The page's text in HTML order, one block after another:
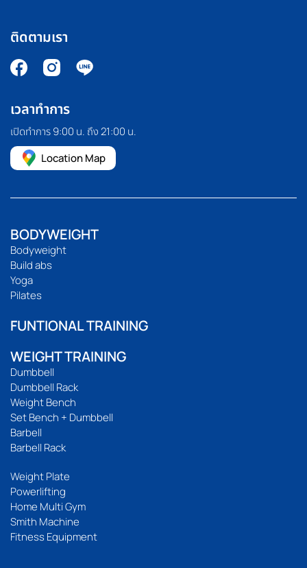
ติดตามเรา
เวลาทำการ
เปิดทำการ 9:00 น. ถึง 21:00 น.
Location Map
BODYWEIGHT
Bodyweight
Build abs
Yoga
Pilates
FUNTIONAL TRAINING
WEIGHT TRAINING
Dumbbell
Dumbbell Rack
Weight Bench
Set Bench + Dumbbell
Barbell
Barbell Rack
Weight Plate
Powerlifting
Home Multi Gym
Smith Machine
Fitness Equipment